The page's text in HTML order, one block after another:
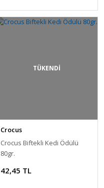
TÜKENDİ
Crocus
Crocus Biftekli Kedi Ödülü
80gr.
42,45 TL